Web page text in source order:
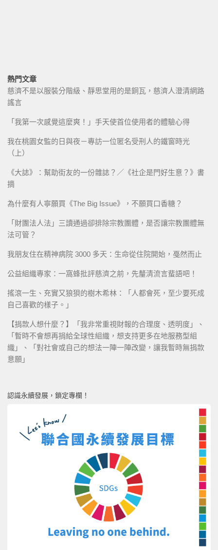
熱門文章
慈濟不是以服裝分階級、靜思堂用的是銅瓦，慈濟人澄清網路
謠言
「我第一次感覺這麼爽！」手天使首位使用者的體驗心得
我在桃園女監的日與夜－專訪一位匿名受刑人的鐵窗時光
（上）
《大誌》：幫助街友的一份雜誌？／《社企是門好生意？》書
摘
為什麼有人寧願買《The Big Issue》，不願買口香糖？
「財團法人法」三讀通過卻排除宗教團體，是否讓宗教團體無
法可管？
我朋友住在精神病院 3000 多天：生命從住院開始，戞然而止
公益組織專家：一窩蜂批評慈濟之前，先釐清流言蜚語吧！
搖滾一生、充實又狼狽的樹木希林：「人都會死，至少要死成
自己喜歡的樣子。」
【捐款人想什麼？】「我非常重視財報的合理度、透明度」、
「暫時不會想再捐給全球性組織，想支持更多在地服務型組
織」、「對社會或自己的想法一陣一陣改變，讓我暫時無捐款
意願」
認識永續發展，鎖定專欄！